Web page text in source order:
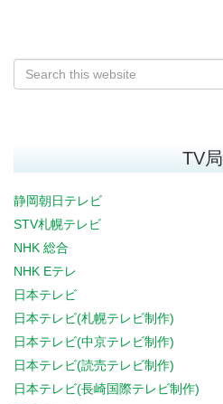
TV局
静岡朝日テレビ
STV札幌テレビ
NHK 総合
NHK Eテレ
日本テレビ
日本テレビ(札幌テレビ制作)
日本テレビ(中京テレビ制作)
日本テレビ(読売テレビ制作)
日本テレビ(長崎国際テレビ制作)